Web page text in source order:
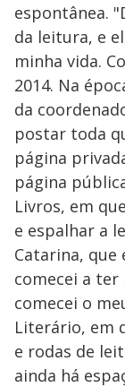
espontânea.
da leitura, e
minha vida.
2014. Na
da
postar toda
página
página
Livros, em
e espalhar a
Catarina, que
comecei a
comecei o
Literário, em
e rodas de
ainda há